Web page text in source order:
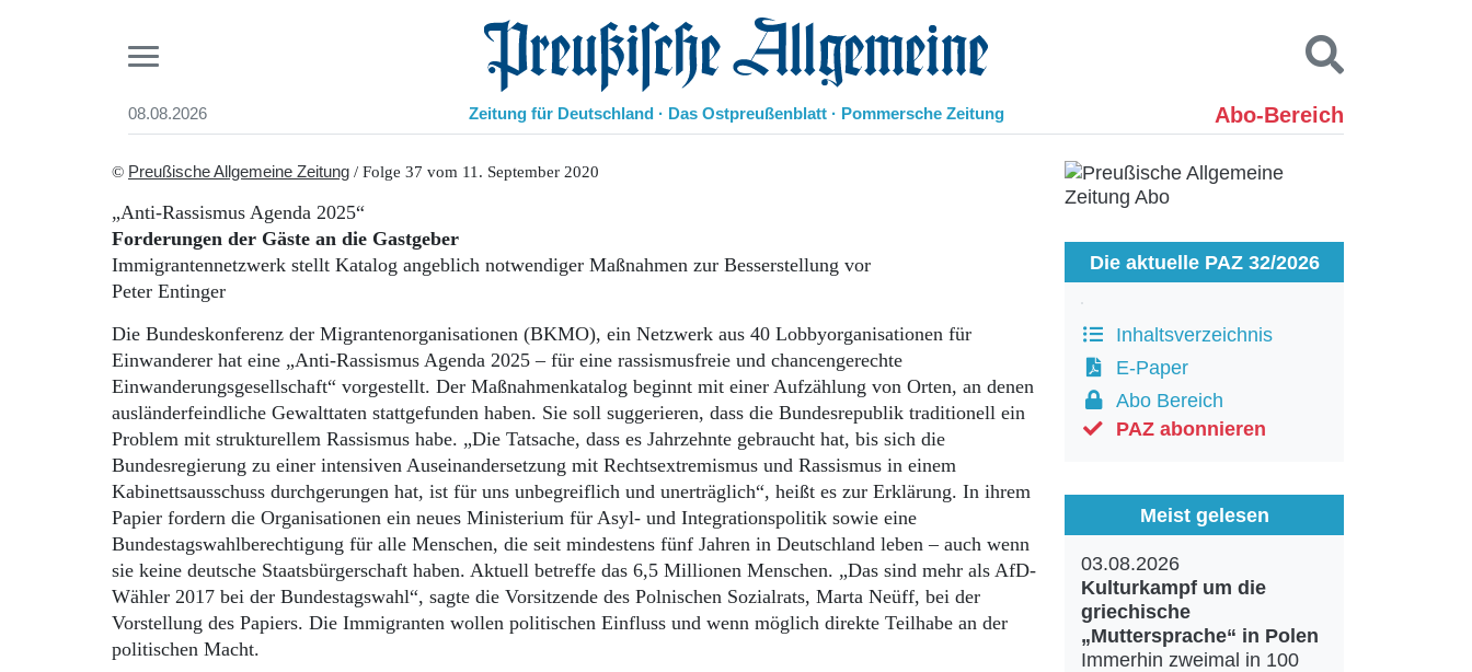
08.08.2026 Preußische Allgemeine Zeitung
Zeitung für Deutschland · Das Ostpreußenblatt · Pommersche Zeitung Abo-Bereich
Start
Aktuelle Ausgabe
Abonnenten-Login
Abonnent werden
Abo Prämien
Mediadaten
Gesellschaft
Ostpreußen
Pommern
Berlin-Brandenburg
Schlesien
Danzig und Westpreußen
Bücher
Kontakt
Suchen und finden
© Preußische Allgemeine Zeitung / Folge 37 vom 11. September 2020
„Anti-Rassismus Agenda 2025“
Forderungen der Gäste an die Gastgeber
Immigrantennetzwerk stellt Katalog angeblich notwendiger Maßnahmen zur Besserstellung vor
Peter Entinger
Die Bundeskonferenz der Migrantenorganisationen (BKMO), ein Netzwerk aus 40 Lobbyorganisationen für
Einwanderer hat eine „Anti-Rassismus Agenda 2025 – für eine rassismusfreie und chancengerechte
Einwanderungsgesellschaft“ vorgestellt. Der Maßnahmenkatalog beginnt mit einer Aufzählung von Orten, an denen
ausländerfeindliche Gewalttaten stattgefunden haben. Sie soll suggerieren, dass die Bundesrepublik traditionell ein
Problem mit strukturellem Rassismus habe. „Die Tatsache, dass es Jahrzehnte gebraucht hat, bis sich die
Bundesregierung zu einer intensiven Auseinandersetzung mit Rechtsextremismus und Rassismus in einem
Kabinettsausschuss durchgerungen hat, ist für uns unbegreiflich und unerträglich“, heißt es zur Erklärung. In ihrem
Papier fordern die Organisationen ein neues Ministerium für Asyl- und Integrationspolitik sowie eine
Bundestagswahlberechtigung für alle Menschen, die seit mindestens fünf Jahren in Deutschland leben – auch wenn
sie keine deutsche Staatsbürgerschaft haben. Aktuell betreffe das 6,5 Millionen Menschen. „Das sind mehr als AfD-
Wähler 2017 bei der Bundestagswahl“, sagte die Vorsitzende des Polnischen Sozialrats, Marta Neüff, bei der
Vorstellung des Papiers. Die Immigranten wollen politischen Einfluss und wenn möglich direkte Teilhabe an der
politischen Macht.
Die aktuelle PAZ 32/2026
Inhaltsverzeichnis
E-Paper
Abo Bereich
PAZ abonnieren
Meist gelesen
03.08.2026
Kulturkampf um die
griechische
„Muttersprache“ in Polen
Immerhin zweimal in 100